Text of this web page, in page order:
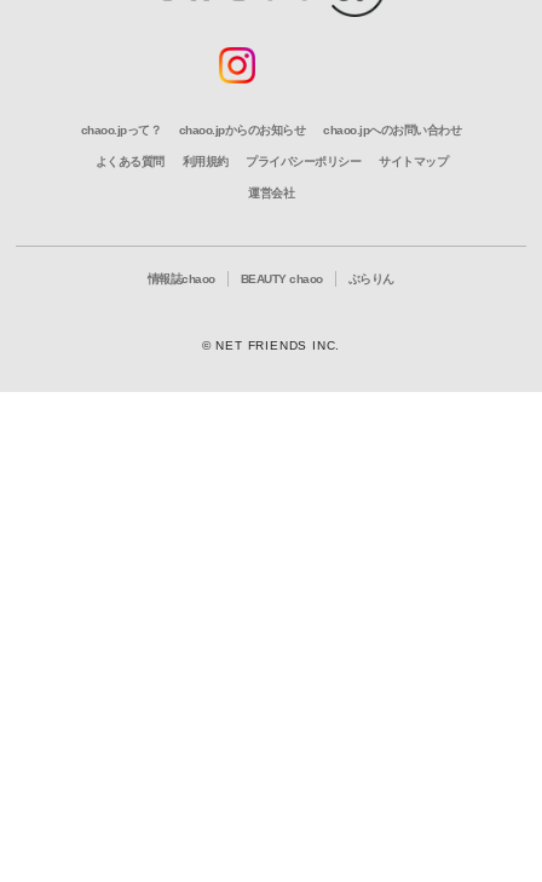
chaoo.jpって？ chaoo.jpからのお知らせ chaoo.jpへのお問い合わせ
よくある質問 利用規約 プライバシーポリシー サイトマップ
運営会社
情報誌chaoo BEAUTY chaoo ぶらりん
© NET FRIENDS INC.